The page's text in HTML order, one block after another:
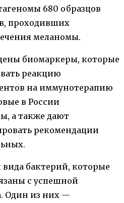
680 образцов
проходивших
меланомы.
биомаркеры, которые
реакцию
на иммунотерапию
в России
а также дают
рекомендации
бактерий, которые
с успешной
Один из них —